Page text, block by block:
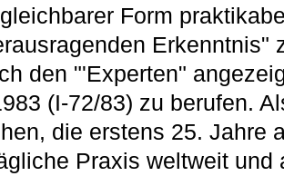
Form
Erkenntnis"
den "'Experten"
(I-72/83) zu berufen.
die erstens 25. Jahre
Praxis weltweit und